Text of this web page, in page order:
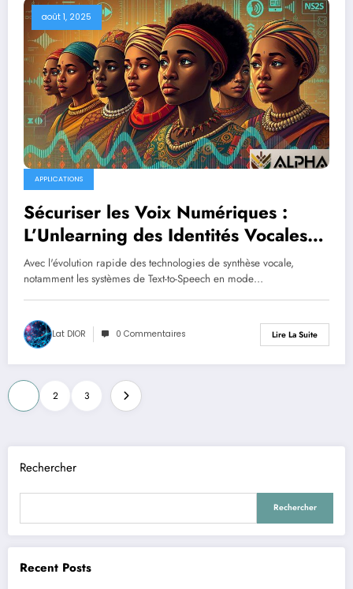
août 1, 2025
APPLICATIONS
Sécuriser les Voix Numériques :
L’Unlearning des Identités Vocales
pour le Text-to-Speech
Avec l'évolution rapide des technologies de synthèse vocale,
notamment les systèmes de Text-to-Speech en mode…
Lat DIOR 0 Commentaires Lire La Suite
Pagination
des
publications
2 3
Rechercher
Rechercher
Recent Posts